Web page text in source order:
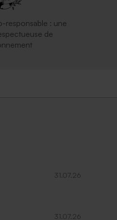
responsable : une
de
31.07.26
31.07.26